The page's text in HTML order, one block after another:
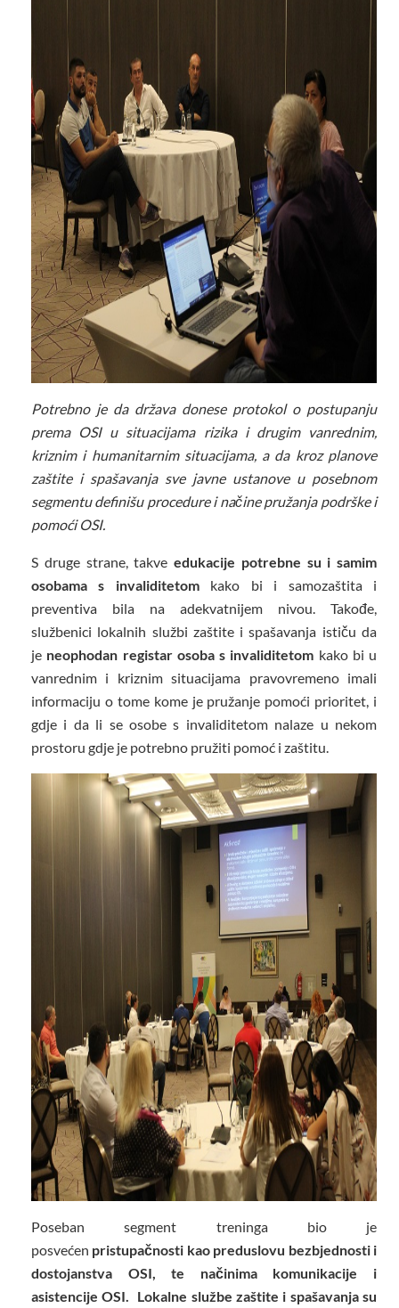
Potrebno je da država donese protokol o postupanju
prema OSI u situacijama rizika i drugim vanrednim,
kriznim i humanitarnim situacijama, a da kroz planove
zaštite i spašavanja sve javne ustanove u posebnom
segmentu definišu procedure i načine pružanja podrške i
pomoći OSI.
S druge strane, takve edukacije potrebne su i samim
osobama s invaliditetomkako bi i samozaštita i
preventiva bila na adekvatnijem nivou. Takođe,
službenici lokalnih službi zaštite i spašavanja ističu da
je neophodan registar osoba s invaliditetom kako bi u
vanrednim i kriznim situacijama pravovremeno imali
informaciju o tome kome je pružanje pomoći prioritet, i
gdje i da li se osobe s invaliditetom nalaze u nekom
prostoru gdje je potrebno pružiti pomoć i zaštitu.
Poseban segment treninga bio je
posvećen pristupačnosti kao preduslovu bezbjednosti i
dostojanstva OSI, te načinima komunikacije i
asistencije OSI. Lokalne službe zaštite i spašavanja su